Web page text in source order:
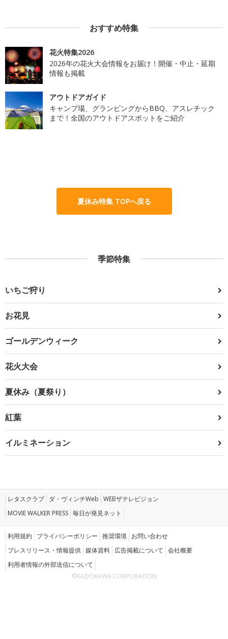
おすすめ特集
花火特集2026
2026年の花火大会情報をお届け！開催・中止・延期
情報も掲載
アウトドアガイド
キャンプ場、グランピングからBBQ、アスレチック
まで！全国のアウトドアスポットをご紹介
夏休み特集 TOPへ戻る
季節特集
いちご狩り
お花見
ゴールデンウィーク
花火大会
夏休み（夏祭り）
紅葉
イルミネーション
レタスクラブ ダ・ヴィンチWeb WEBザテレビジョン
MOVIE WALKER PRESS 毎日が発見ネット
利用規約 プライバシーポリシー 推奨環境 お問い合わせ
プレスリリース・情報提供 媒体資料 広告掲載について 会社概要
利用者情報の外部送信について
©KADOKAWA CORPORATION